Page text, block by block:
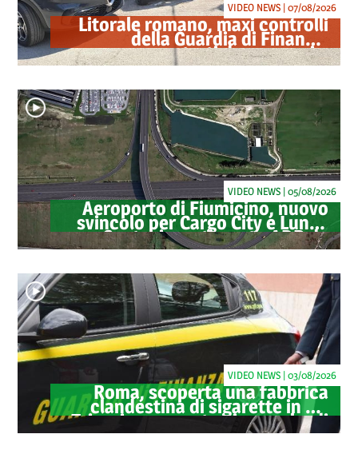
Litorale romano, maxi controlli
della Guardia di Finanza:
sequestrati droga, armi e
ricambi di auto rubate
VIDEO NEWS | 07/08/2026
Aeroporto di Fiumicino, nuovo
svincolo per Cargo City e Lunga
Sosta: investimento ADR da
oltre 40 milioni
VIDEO NEWS | 05/08/2026
Roma, scoperta una fabbrica
clandestina di sigarette in via
Trigoria: sequestrati 1.350 kg di
tabacco
VIDEO NEWS | 03/08/2026